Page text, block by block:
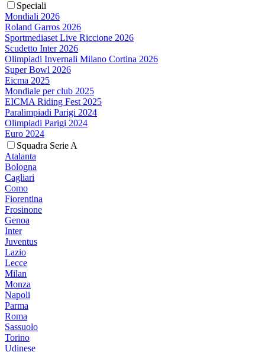
Speciali
Mondiali 2026
Roland Garros 2026
Sportmediaset Live Riccione 2026
Scudetto Inter 2026
Olimpiadi Invernali Milano Cortina 2026
Super Bowl 2026
Eicma 2025
Mondiale per club 2025
EICMA Riding Fest 2025
Paralimpiadi Parigi 2024
Olimpiadi Parigi 2024
Euro 2024
Squadra Serie A
Atalanta
Bologna
Cagliari
Como
Fiorentina
Frosinone
Genoa
Inter
Juventus
Lazio
Lecce
Milan
Monza
Napoli
Parma
Roma
Sassuolo
Torino
Udinese